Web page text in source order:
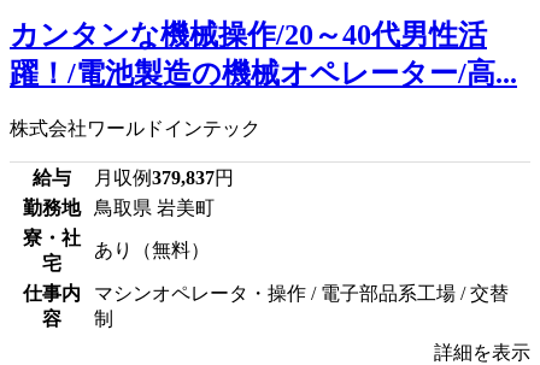
カンタンな機械操作/20～40代男性活
躍！/電池製造の機械オペレーター/高...
株式会社ワールドインテック
給与 月収例379,837円
勤務地
鳥取県 岩美町
寮・社
宅
あり（無料）
仕事内
容
マシンオペレータ・操作 / 電子部品系工場 / 交替
制
詳細を表示